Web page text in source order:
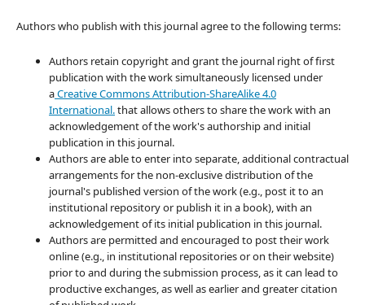
Authors who publish with this journal agree to the following terms:
Authors retain copyright and grant the journal right of first
publication with the work simultaneously licensed under
aCreative Commons Attribution-ShareAlike 4.0
International.that allows others to share the work with an
acknowledgement of the work's authorship and initial
publication in this journal.
Authors are able to enter into separate, additional contractual
arrangements for the non-exclusive distribution of the
journal's published version of the work (e.g., post it to an
institutional repository or publish it in a book), with an
acknowledgement of its initial publication in this journal.
Authors are permitted and encouraged to post their work
online (e.g., in institutional repositories or on their website)
prior to and during the submission process, as it can lead to
productive exchanges, as well as earlier and greater citation